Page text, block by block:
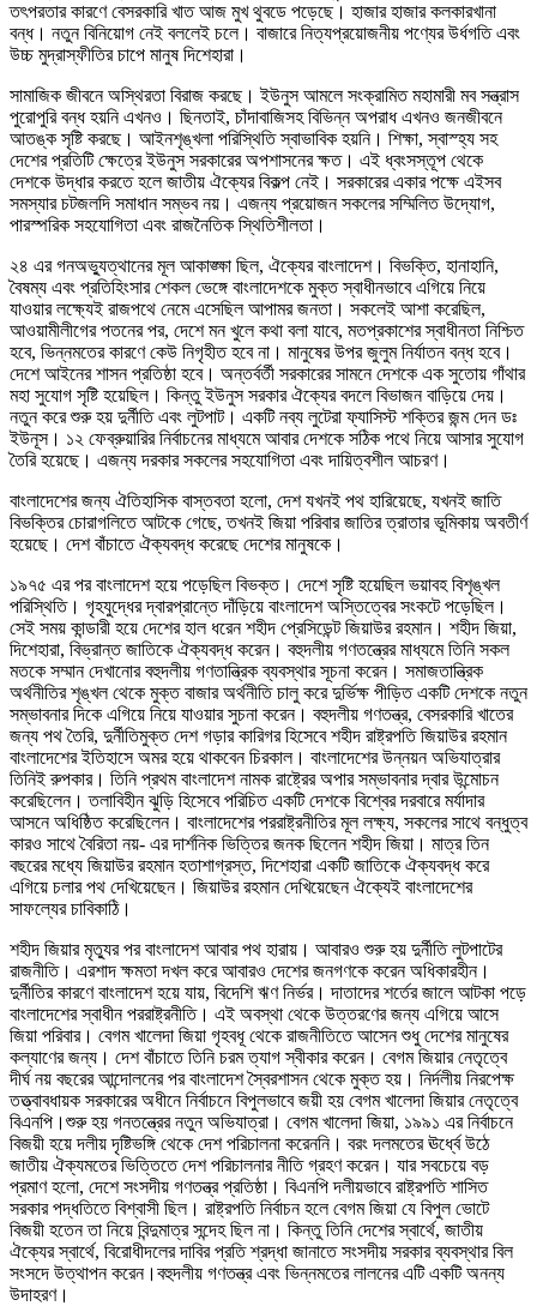
তৎপরতার কারণে বেসরকারি খাত আজ মুখ থুবডে পড়েছে। হাজার হাজার কলকারখানা
বন্ধ। নতুন বিনিয়োগ নেই বললেই চলে। বাজারে নিত্যপ্রয়োজনীয় পণ্যের উর্ধগতি এবং
উচ্চ মুদ্রাস্ফীতির চাপে মানুষ দিশেহারা।
সামাজিক জীবনে অস্থিরতা বিরাজ করছে। ইউনুস আমলে সংক্রামিত মহামারী মব সন্ত্রাস
পুরোপুরি বন্ধ হয়নি এখনও। ছিনতাই, চাঁদাবাজিসহ বিভিন্ন অপরাধ এখনও জনজীবনে
আতঙ্ক সৃষ্টি করছে। আইনশৃঙ্খলা পরিস্থিতি স্বাভাবিক হয়নি। শিক্ষা, স্বাস্হ্য সহ
দেশের প্রতিটি ক্ষেত্রে ইউনুস সরকারের অপশাসনের ক্ষত। এই ধ্বংসস্তূপ থেকে
দেশকে উদ্ধার করতে হলে জাতীয় ঐক্যের বিকল্প নেই। সরকারের একার পক্ষে এইসব
সমস্যার চটজলদি সমাধান সম্ভব নয়। এজন্য প্রয়োজন সকলের সম্মিলিত উদ্যোগ,
পারস্পরিক সহযোগিতা এবং রাজনৈতিক স্থিতিশীলতা।
২৪ এর গনঅভ্যুত্থানের মূল আকাঙ্ক্ষা ছিল, ঐক্যের বাংলাদেশ। বিভক্তি, হানাহানি,
বৈষম্য এবং প্রতিহিংসার শেকল ভেঙ্গে বাংলাদেশকে মুক্ত স্বাধীনভাবে এগিয়ে নিয়ে
যাওয়ার লক্ষ্যেই রাজপথে নেমে এসেছিল আপামর জনতা। সকলেই আশা করেছিল,
আওয়ামীলীগের পতনের পর, দেশে মন খুলে কথা বলা যাবে, মতপ্রকাশের স্বাধীনতা নিশ্চিত
হবে, ভিন্নমতের কারণে কেউ নিগৃহীত হবে না। মানুষের উপর জুলুম নির্যাতন বন্ধ হবে।
দেশে আইনের শাসন প্রতিষ্ঠা হবে। অন্তর্বর্তী সরকারের সামনে দেশকে এক সুতোয় গাঁথার
মহা সুযোগ সৃষ্টি হয়েছিল। কিন্তু ইউনুস সরকার ঐক্যের বদলে বিভাজন বাড়িয়ে দেয়।
নতুন করে শুরু হয় দুর্নীতি এবং লুটপাট। একটি নব্য লুটেরা ফ্যাসিস্ট শক্তির জন্ম দেন ডঃ
ইউনূস। ১২ ফেব্রুয়ারির নির্বাচনের মাধ্যমে আবার দেশকে সঠিক পথে নিয়ে আসার সুযোগ
তৈরি হয়েছে। এজন্য দরকার সকলের সহযোগিতা এবং দায়িত্বশীল আচরণ।
বাংলাদেশের জন্য ঐতিহাসিক বাস্তবতা হলো, দেশ যখনই পথ হারিয়েছে, যখনই জাতি
বিভক্তির চোরাগলিতে আটকে গেছে, তখনই জিয়া পরিবার জাতির ত্রাতার ভূমিকায় অবতীর্ণ
হয়েছে। দেশ বাঁচাতে ঐক্যবদ্ধ করেছে দেশের মানুষকে।
১৯৭৫ এর পর বাংলাদেশ হয়ে পড়েছিল বিভক্ত। দেশে সৃষ্টি হয়েছিল ভয়াবহ বিশৃঙ্খল
পরিস্থিতি। গৃহযুদ্ধের দ্বারপ্রান্তে দাঁড়িয়ে বাংলাদেশ অস্তিত্বের সংকটে পড়েছিল।
সেই সময় কান্ডারী হয়ে দেশের হাল ধরেন শহীদ প্রেসিডেন্ট জিয়াউর রহমান। শহীদ জিয়া,
দিশেহারা, বিভ্রান্ত জাতিকে ঐক্যবদ্ধ করেন। বহুদলীয় গণতন্ত্রের মাধ্যমে তিনি সকল
মতকে সম্মান দেখানোর বহুদলীয় গণতান্ত্রিক ব্যবস্থার সূচনা করেন। সমাজতান্ত্রিক
অর্থনীতির শৃঙ্খল থেকে মুক্ত বাজার অর্থনীতি চালু করে দুর্ভিক্ষ পীড়িত একটি দেশকে নতুন
সম্ভাবনার দিকে এগিয়ে নিয়ে যাওয়ার সুচনা করেন। বহুদলীয় গণতন্ত্র, বেসরকারি খাতের
জন্য পথ তৈরি, দুর্নীতিমুক্ত দেশ গড়ার কারিগর হিসেবে শহীদ রাষ্ট্রপতি জিয়াউর রহমান
বাংলাদেশের ইতিহাসে অমর হয়ে থাকবেন চিরকাল। বাংলাদেশের উন্নয়ন অভিযাত্রার
তিনিই রুপকার। তিনি প্রথম বাংলাদেশ নামক রাষ্ট্রের অপার সম্ভাবনার দ্বার উন্মোচন
করেছিলেন। তলাবিহীন ঝুড়ি হিসেবে পরিচিত একটি দেশকে বিশ্বের দরবারে মর্যাদার
আসনে অধিষ্ঠিত করেছিলেন। বাংলাদেশের পররাষ্ট্রনীতির মূল লক্ষ্য, সকলের সাথে বন্ধুত্ব
কারও সাথে বৈরিতা নয়- এর দার্শনিক ভিত্তির জনক ছিলেন শহীদ জিয়া। মাত্র তিন
বছরের মধ্যে জিয়াউর রহমান হতাশাগ্রস্ত, দিশেহারা একটি জাতিকে ঐক্যবদ্ধ করে
এগিয়ে চলার পথ দেখিয়েছেন। জিয়াউর রহমান দেখিয়েছেন ঐক্যেই বাংলাদেশের
সাফল্যের চাবিকাঠি।
শহীদ জিয়ার মৃত্যুর পর বাংলাদেশ আবার পথ হারায়। আবারও শুরু হয় দুর্নীতি লুটপাটের
রাজনীতি। এরশাদ ক্ষমতা দখল করে আবারও দেশের জনগণকে করেন অধিকারহীন।
দুর্নীতির কারণে বাংলাদেশ হয়ে যায়, বিদেশি ঋণ নির্ভর। দাতাদের শর্তের জালে আটকা পড়ে
বাংলাদেশের স্বাধীন পররাষ্ট্রনীতি। এই অবস্থা থেকে উত্তরণের জন্য এগিয়ে আসে
জিয়া পরিবার। বেগম খালেদা জিয়া গৃহবধূ থেকে রাজনীতিতে আসেন শুধু দেশের মানুষের
কল্যাণের জন্য। দেশ বাঁচাতে তিনি চরম ত্যাগ স্বীকার করেন। বেগম জিয়ার নেতৃত্বে
দীর্ঘ নয় বছরের আন্দোলনের পর বাংলাদেশ স্বৈরশাসন থেকে মুক্ত হয়। নির্দলীয় নিরপেক্ষ
তত্ত্বাবধায়ক সরকারের অধীনে নির্বাচনে বিপুলভাবে জয়ী হয় বেগম খালেদা জিয়ার নেতৃত্বে
বিএনপি।শুরু হয় গনতন্ত্রের নতুন অভিযাত্রা। বেগম খালেদা জিয়া, ১৯৯১ এর নির্বাচনে
বিজয়ী হয়ে দলীয় দৃষ্টিভঙ্গি থেকে দেশ পরিচালনা করেননি। বরং দলমতের ঊর্ধ্বে উঠে
জাতীয় ঐক্যমতের ভিত্তিতে দেশ পরিচালনার নীতি গ্রহণ করেন। যার সবচেয়ে বড়
প্রমাণ হলো, দেশে সংসদীয় গণতন্ত্র প্রতিষ্ঠা। বিএনপি দলীয়ভাবে রাষ্ট্রপতি শাসিত
সরকার পদ্ধতিতে বিশ্বাসী ছিল। রাষ্ট্রপতি নির্বাচন হলে বেগম জিয়া যে বিপুল ভোটে
বিজয়ী হতেন তা নিয়ে বিন্দুমাত্র সন্দেহ ছিল না। কিন্তু তিনি দেশের স্বার্থে, জাতীয়
ঐক্যের স্বার্থে, বিরোধীদলের দাবির প্রতি শ্রদ্ধা জানাতে সংসদীয় সরকার ব্যবস্থার বিল
সংসদে উত্থাপন করেন।বহুদলীয় গণতন্ত্র এবং ভিন্নমতের লালনের এটি একটি অনন্য
উদাহরণ।